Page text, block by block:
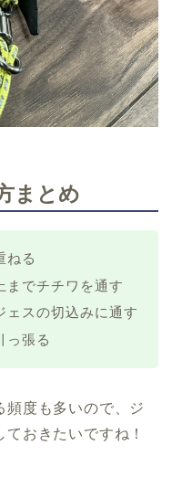
まとめ
ねる
までチチワを通す
ェスの切込みに通す
っ張る
頻度も多いので、ジ
おきたいですね！